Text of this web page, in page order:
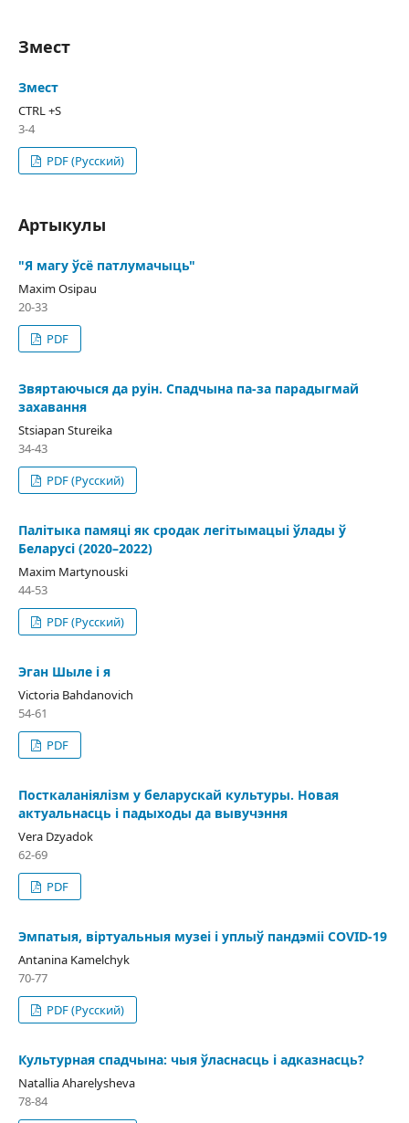
Змест
Змест
CTRL +S
3-4
PDF (Русский)
Артыкулы
"Я магу ўсё патлумачыць"
Maxim Osipau
20-33
PDF
Звяртаючыся да руін. Спадчына па-за парадыгмай
захавання
Stsiapan Stureika
34-43
PDF (Русский)
Палітыка памяці як сродак легітымацыі ўлады ў
Беларусі (2020–2022)
Maхim Martynouski
44-53
PDF (Русский)
Эган Шыле і я
Victoria Bahdanovich
54-61
PDF
Посткаланіялізм у беларускай культуры. Новая
актуальнасць і падыходы да вывучэння
Vera Dzyadok
62-69
PDF
Эмпатыя, віртуальныя музеі і уплыў пандэміі COVID-19
Antanina Kamelchyk
70-77
PDF (Русский)
Культурная спадчына: чыя ўласнасць і адказнасць?
Natallia Aharelysheva
78-84